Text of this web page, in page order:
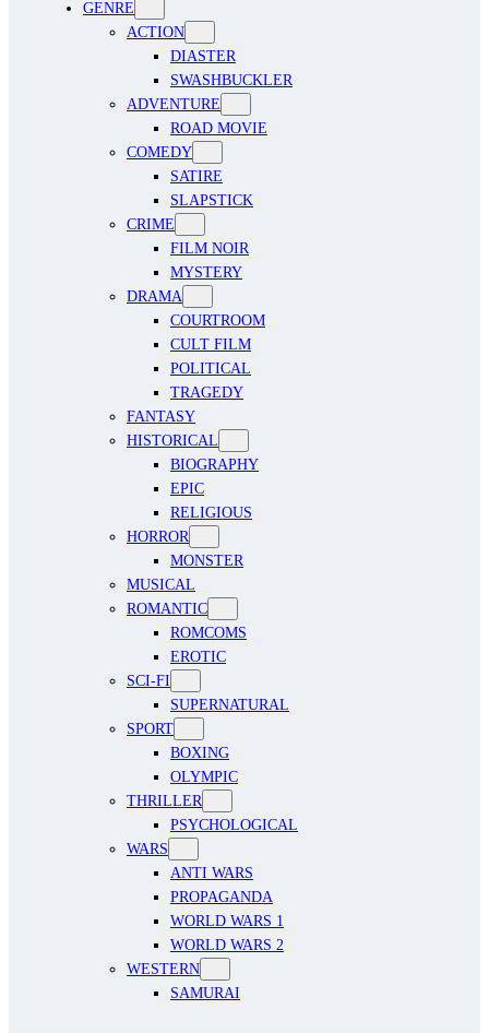
GENRE
ACTION
DIASTER
SWASHBUCKLER
ADVENTURE
ROAD MOVIE
COMEDY
SATIRE
SLAPSTICK
CRIME
FILM NOIR
MYSTERY
DRAMA
COURTROOM
CULT FILM
POLITICAL
TRAGEDY
FANTASY
HISTORICAL
BIOGRAPHY
EPIC
RELIGIOUS
HORROR
MONSTER
MUSICAL
ROMANTIC
ROMCOMS
EROTIC
SCI-FI
SUPERNATURAL
SPORT
BOXING
OLYMPIC
THRILLER
PSYCHOLOGICAL
WARS
ANTI WARS
PROPAGANDA
WORLD WARS 1
WORLD WARS 2
WESTERN
SAMURAI